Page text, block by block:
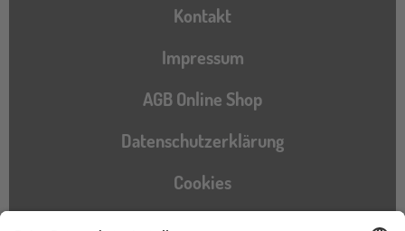
Kontakt
Impressum
AGB Online Shop
Datenschutzerklärung
Cookies
Barrierefreiheitserklärung